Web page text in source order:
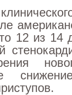
12 из 14